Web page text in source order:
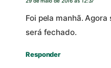
Foi pela manhã.
será fechado.
Responder